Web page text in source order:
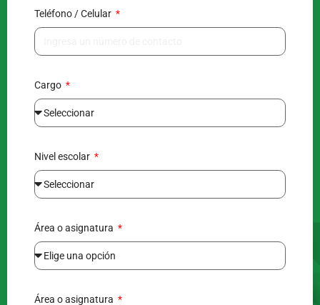
Teléfono / Celular
Cargo
Nivel escolar
Área o asignatura
Área o asignatura